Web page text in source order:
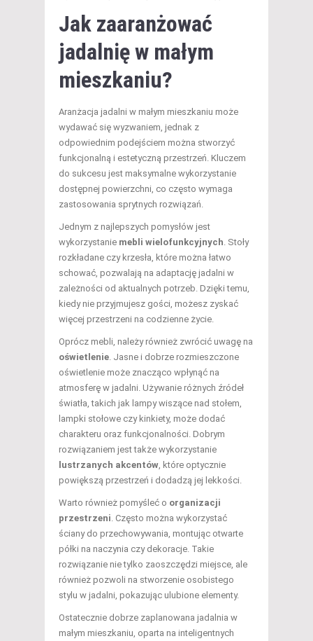
Jak zaaranżować
jadalnię w małym
mieszkaniu?
Aranżacja jadalni w małym mieszkaniu może
wydawać się wyzwaniem, jednak z
odpowiednim podejściem można stworzyć
funkcjonalną i estetyczną przestrzeń. Kluczem
do sukcesu jest maksymalne wykorzystanie
dostępnej powierzchni, co często wymaga
zastosowania sprytnych rozwiązań.
Jednym z najlepszych pomysłów jest
wykorzystanie mebli wielofunkcyjnych. Stoły
rozkładane czy krzesła, które można łatwo
schować, pozwalają na adaptację jadalni w
zależności od aktualnych potrzeb. Dzięki temu,
kiedy nie przyjmujesz gości, możesz zyskać
więcej przestrzeni na codzienne życie.
Oprócz mebli, należy również zwrócić uwagę na
oświetlenie. Jasne i dobrze rozmieszczone
oświetlenie może znacząco wpłynąć na
atmosferę w jadalni. Używanie różnych źródeł
światła, takich jak lampy wiszące nad stołem,
lampki stołowe czy kinkiety, może dodać
charakteru oraz funkcjonalności. Dobrym
rozwiązaniem jest także wykorzystanie
lustrzanych akcentów, które optycznie
powiększą przestrzeń i dodadzą jej lekkości.
Warto również pomyśleć o organizacji
przestrzeni. Często można wykorzystać
ściany do przechowywania, montując otwarte
półki na naczynia czy dekoracje. Takie
rozwiązanie nie tylko zaoszczędzi miejsce, ale
również pozwoli na stworzenie osobistego
stylu w jadalni, pokazując ulubione elementy.
Ostatecznie dobrze zaplanowana jadalnia w
małym mieszkaniu, oparta na inteligentnych